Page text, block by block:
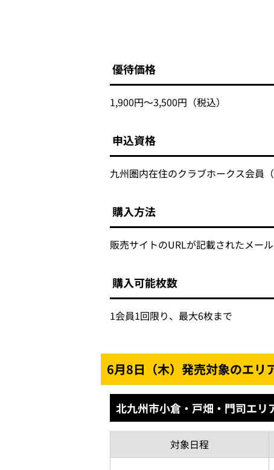
優待価格
1,900円～3,500円（税込）
申込資格
九州圏内在住のクラブホークス会員
購入方法
販売サイトのURLが記載されたメー
購入可能枚数
1会員1回限り、最大6枚まで
6月8日（木）発売対象のエリ
北九州市小倉・戸畑・門司エリ
対象日程